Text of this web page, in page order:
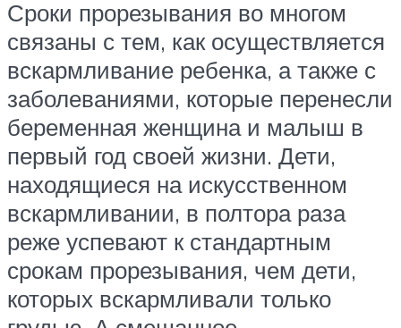
Сроки прорезывания во многом
связаны с тем, как осуществляется
вскармливание ребенка, а также с
заболеваниями, которые перенесли
беременная женщина и малыш в
первый год своей жизни. Дети,
находящиеся на искусственном
вскармливании, в полтора раза
реже успевают к стандартным
срокам прорезывания, чем дети,
которых вскармливали только